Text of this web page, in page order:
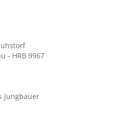
- HRB 9967
Jungbauer